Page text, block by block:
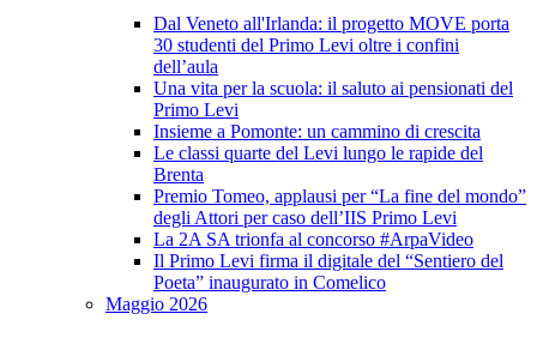
Dal Veneto all'Irlanda: il progetto MOVE porta
30 studenti del Primo Levi oltre i confini
dell’aula
Una vita per la scuola: il saluto ai pensionati del
Primo Levi
Insieme a Pomonte: un cammino di crescita
Le classi quarte del Levi lungo le rapide del
Brenta
Premio Tomeo, applausi per “La fine del mondo”
degli Attori per caso dell’IIS Primo Levi
La 2A SA trionfa al concorso #ArpaVideo
Il Primo Levi firma il digitale del “Sentiero del
Poeta” inaugurato in Comelico
Maggio 2026